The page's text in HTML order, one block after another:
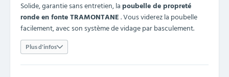
Solide, garantie sans entretien, lapoubelle de propreté
ronde en fonte TRAMONTANE. Vous viderez la poubelle
facilement, avec son système de vidage par basculement.
Plus d'infos